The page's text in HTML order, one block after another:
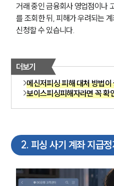
거래 중인 금융회사 영업점이나
를 조회한 뒤, 피해가 우려되는
신청할 수 있습니다.
더보기
메신저피싱 피해 대처 방법
보이스피싱피해자라면 꼭 확
2. 피싱 사기 계좌 지급